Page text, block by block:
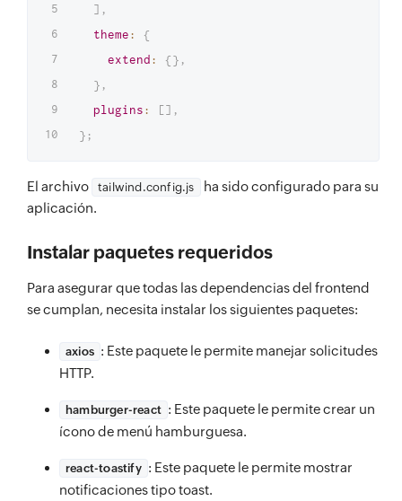
] ,
theme:
{
extend: {} ,
} ,
plugins: [] ,
} ;
El archivo tailwind.config.js
ha sido configurado para su
aplicación.
Instalar paquetes requeridos
Para asegurar que todas las dependencias del frontend
se cumplan, necesita instalar los siguientes paquetes:
axios : Este paquete le permite manejar solicitudes
HTTP.
hamburger-react : Este paquete le permite crear un
ícono de menú hamburguesa.
react-toastify : Este paquete le permite mostrar
notificaciones tipo toast.